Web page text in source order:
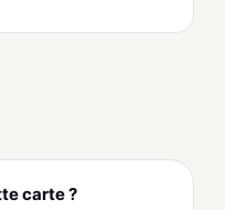
carte ?